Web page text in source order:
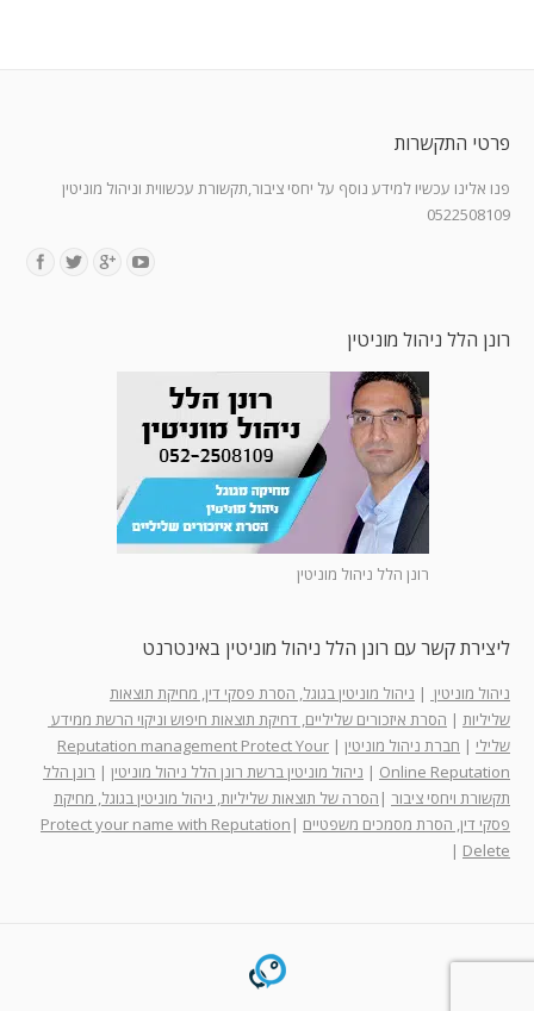
פרטי התקשרות
פנו אלינו עכשיו למידע נוסף על יחסי ציבור,תקשורת עכשווית וניהול מוניטין
0522508109
רונן הלל ניהול מוניטין
רונן הלל ניהול מוניטין
ליצירת קשר עם רונן הלל ניהול מוניטין באינטרנט
ניהול מוניטין | ניהול מוניטין בגוגל, הסרת פסקי דין, מחיקת תוצאות
שליליות | הסרת איזכורים שליליים, דחיקת תוצאות חיפוש וניקוי הרשת ממידע
שלילי | חברת ניהול מוניטין |
Reputation management Protect Your
Online Reputation
| ניהול מוניטין ברשת רונן הלל ניהול מוניטין | רונן הלל
תקשורת ויחסי ציבור | הסרה של תוצאות שליליות, ניהול מוניטין בגוגל, מחיקת
פסקי דין, הסרת מסמכים משפטיים |
Protect your name with Reputation
Delete
|